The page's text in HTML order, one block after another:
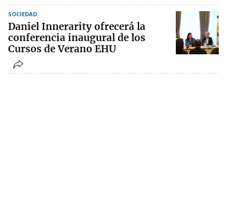
SOCIEDAD
Daniel Innerarity ofrecerá la
conferencia inaugural de los
Cursos de Verano EHU